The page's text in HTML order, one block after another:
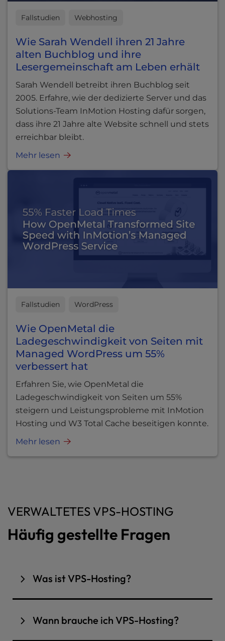
Fallstudien Webhosting
Wie Sarah Wendell ihren 21 Jahre
alten Buchblog und ihre
Lesergemeinschaft am Leben erhält
Sarah Wendell betreibt ihren Buchblog seit
2005. Erfahre, wie der dedizierte Server und das
Solutions-Team InMotion Hosting dafür sorgen,
dass ihre 21 Jahre alte Website schnell und stets
erreichbar bleibt.
Mehr lesen
Fallstudien WordPress
Wie OpenMetal die
Ladegeschwindigkeit von Seiten mit
Managed WordPress um 55%
verbessert hat
Erfahren Sie, wie OpenMetal die
Ladegeschwindigkeit von Seiten um 55%
steigern und Leistungsprobleme mit InMotion
Hosting und W3 Total Cache beseitigen konnte.
Mehr lesen
VERWALTETES VPS-HOSTING
Häufig gestellte Fragen
Was ist VPS-Hosting?
VPS-Hosting, kurz fürVirtual Private Server
Vorteile von Shared Hosting und dedizierten
Servern miteinander verbindet. Dabei wird ein
Wann brauche ich VPS-Hosting?